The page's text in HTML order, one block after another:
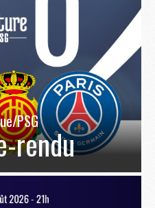
PSG
rendu